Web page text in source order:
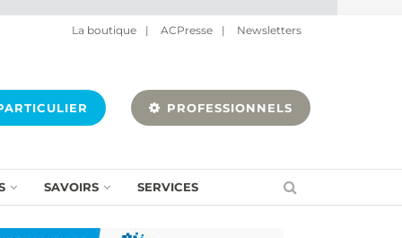
La boutique | ACPresse | Newsletters
PROFESSIONNELS
SAVOIRS SERVICES